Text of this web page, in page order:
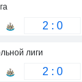
2 : 0
лиги
2 : 0